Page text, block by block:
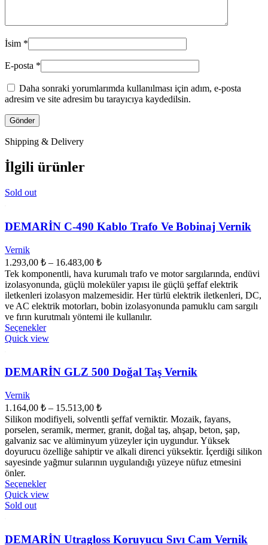
İsim *
E-posta *
Daha sonraki yorumlarımda kullanılması için adım, e-posta
adresim ve site adresim bu tarayıcıya kaydedilsin.
Shipping & Delivery
İlgili ürünler
Sold out
DEMARİN C-490 Kablo Trafo Ve Bobinaj Vernik
Vernik
1.293,00 ₺ – 16.483,00 ₺Fiyat
aralığı:
1.293,00 ₺
-
16.483,00 ₺
Tek komponentli, hava kurumalı trafo ve motor sargılarında, endüvi
izolasyonunda, güçlü moleküler yapısı ile güçlü şeffaf elektrik
iletkenleri izolasyon malzemesidir. Her türlü elektrik iletkenleri, DC,
ve AC elektrik motorları, bobin izolasyonunda pamuklu cam sargılı
ve fırın kurutmalı yöntemi ile kullanılır.
SeçeneklerBu
ürünün
varyasyonu
ürün
sayfasından
seçilebilir
Quick view
DEMARİN GLZ 500 Doğal Taş Vernik
Vernik
1.164,00 ₺ – 15.513,00 ₺Fiyat
aralığı:
1.164,00 ₺
-
15.513,00 ₺
Silikon modifiyeli, solventli şeffaf verniktir. Mozaik, fayans,
porselen, seramik, mermer, granit, doğal taş, ahşap, beton, şap,
galvaniz sac ve alüminyum yüzeyler için uygundur. Yüksek
doyurucu özelliğe sahiptir ve alkali direnci yüksektir. İçerdiği silikon
sayesinde yağmur sularının uygulandığı yüzeye nüfuz etmesini
önler.
SeçeneklerBu
ürünün
var.
Quick view
Sold out
DEMARİN Utragloss Koruyucu Sıvı Cam Vernik